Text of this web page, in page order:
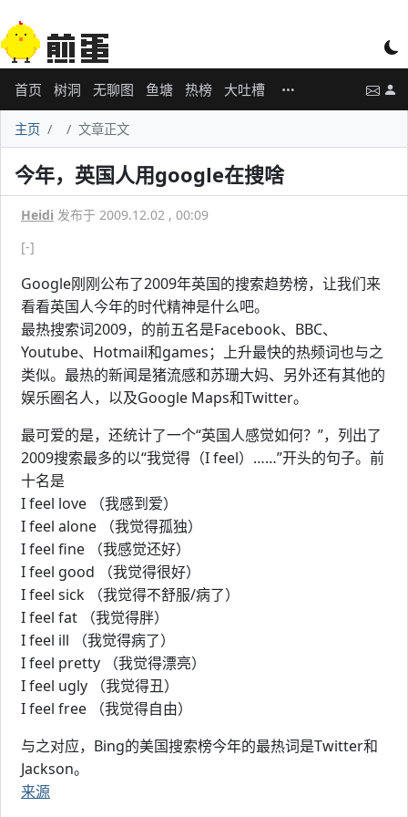
首页 树洞 无聊图 鱼塘 热榜 大吐槽
主页 文章正文
今年，英国人用google在搜啥
Heidi 发布于 2009.12.02 , 00:09
[-]
Google刚刚公布了2009年英国的搜索趋势榜，让我们来
看看英国人今年的时代精神是什么吧。
最热搜索词2009，的前五名是Facebook、BBC、
Youtube、Hotmail和games；上升最快的热频词也与之
类似。最热的新闻是猪流感和苏珊大妈、另外还有其他的
娱乐圈名人，以及Google Maps和Twitter。
最可爱的是，还统计了一个“英国人感觉如何？”，列出了
2009搜索最多的以“我觉得（I feel）……”开头的句子。前
十名是
I feel love （我感到爱）
I feel alone （我觉得孤独）
I feel fine （我感觉还好）
I feel good （我觉得很好）
I feel sick （我觉得不舒服/病了）
I feel fat （我觉得胖）
I feel ill （我觉得病了）
I feel pretty （我觉得漂亮）
I feel ugly （我觉得丑）
I feel free （我觉得自由）
与之对应，Bing的美国搜索榜今年的最热词是Twitter和
Jackson。
来源